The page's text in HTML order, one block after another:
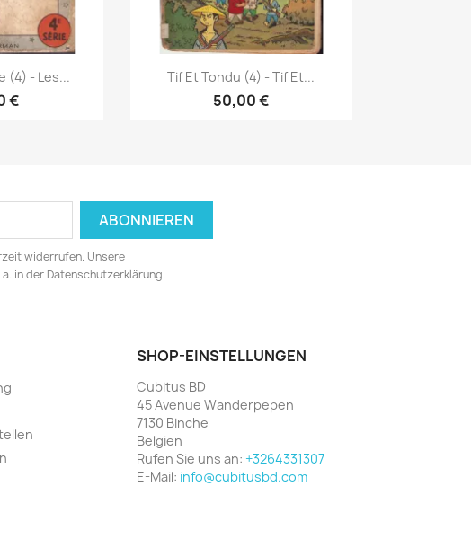
(4) - Les...
€
Vorschau
Tif Et Tondu (4) - Tif Et...
50,00 €
widerrufen. Unsere
in der Datenschutzerklärung.
SHOP-EINSTELLUNGEN
Cubitus BD
45 Avenue Wanderpepen
7130 Binche
Belgien
Rufen Sie uns an: +3264331307
E-Mail: info@cubitusbd.com